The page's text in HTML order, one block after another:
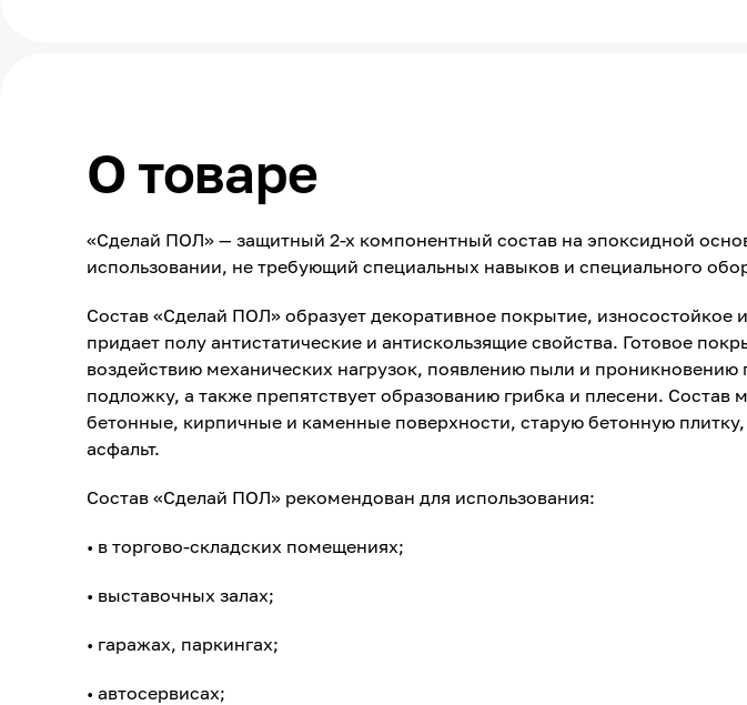
О товаре
«Сделай ПОЛ» — защитный 2-х компонентный состав на эпоксидной
использовании, не требующий специальных навыков и специального
Состав «Сделай ПОЛ» образует декоративное покрытие, износостойкое
придает полу антистатические и антискользящие свойства. Готовое
воздействию механических нагрузок, появлению пыли и проникновению
подложку, а также препятствует образованию грибка и плесени. Состав
бетонные, кирпичные и каменные поверхности, старую бетонную
асфальт.
Состав «Сделай ПОЛ» рекомендован для использования:
• в торгово-складских помещениях;
• выставочных залах;
• гаражах, паркингах;
• автосервисах;